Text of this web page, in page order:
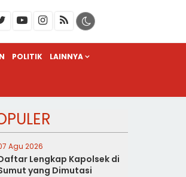
POLITIK LAINNYA
Agu 2026
Lengkap Kapolsek di
yang Dimutasi